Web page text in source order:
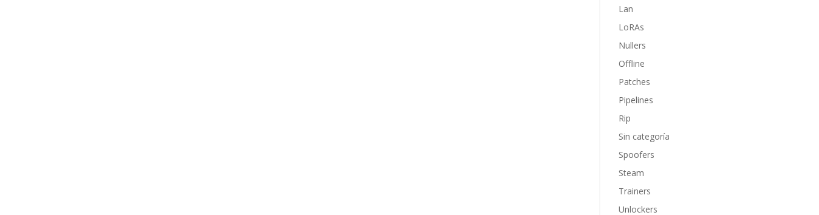
Lan
LoRAs
Nullers
Offline
Patches
Pipelines
Rip
Sin categoría
Spoofers
Steam
Trainers
Unlockers